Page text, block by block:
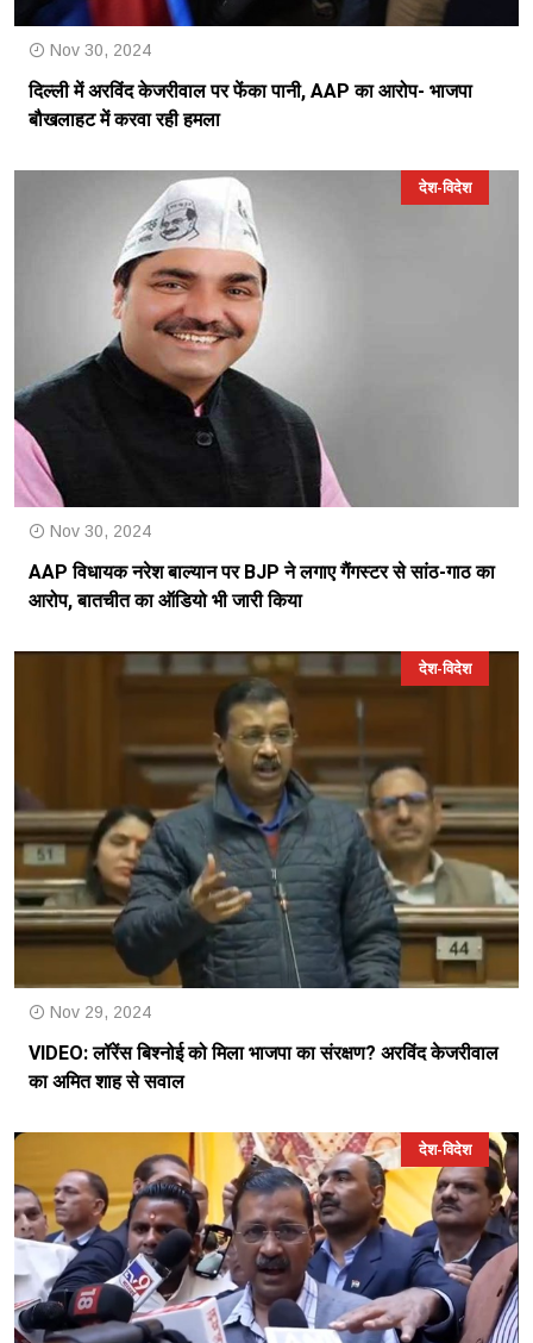
Nov 30, 2024
दिल्ली में अरविंद केजरीवाल पर फेंका पानी, AAP का आरोप- भाजपा
बौखलाहट में करवा रही हमला
देश-विदेश
Nov 30, 2024
AAP विधायक नरेश बाल्यान पर BJP ने लगाए गैंगस्टर से सांठ-गाठ का
आरोप, बातचीत का ऑडियो भी जारी किया
देश-विदेश
Nov 29, 2024
VIDEO: लॉरेंस बिश्नोई को मिला भाजपा का संरक्षण? अरविंद केजरीवाल
का अमित शाह से सवाल
देश-विदेश